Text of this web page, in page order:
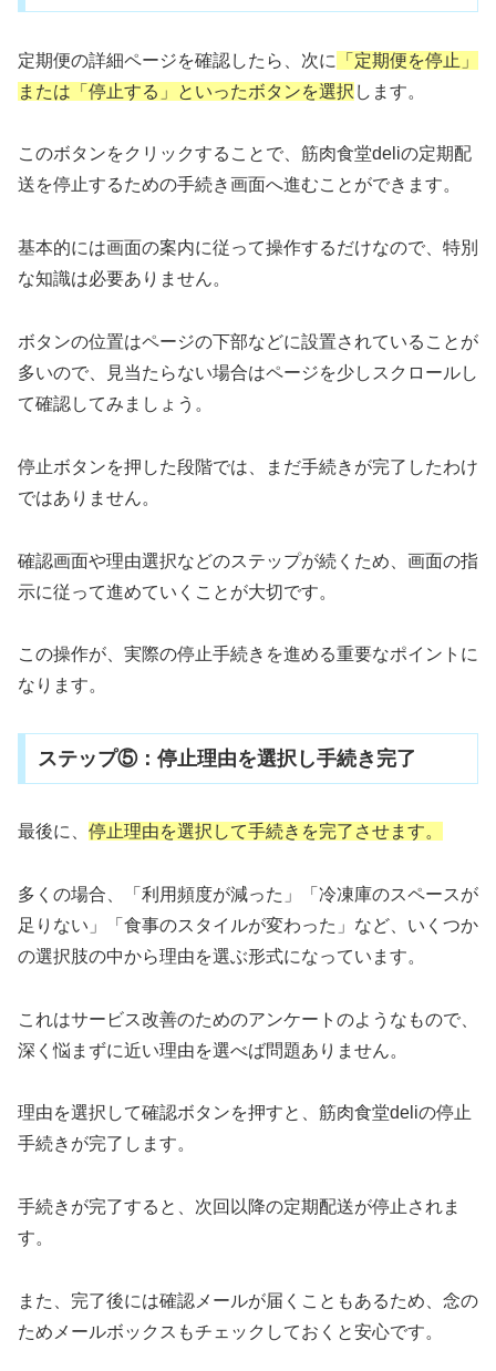
定期便の詳細ページを確認したら、次に
「定期便を停止」
または「停止する」といったボタンを選択 します。
このボタンをクリックすることで、筋肉食堂deliの定期配
送を停止するための手続き画面へ進むことができます。
基本的には画面の案内に従って操作するだけなので、特別
な知識は必要ありません。
ボタンの位置はページの下部などに設置されていることが
多いので、見当たらない場合はページを少しスクロールし
て確認してみましょう。
停止ボタンを押した段階では、まだ手続きが完了したわけ
ではありません。
確認画面や理由選択などのステップが続くため、画面の指
示に従って進めていくことが大切です。
この操作が、実際の停止手続きを進める重要なポイントに
なります。
ステップ⑤：停止理由を選択し手続き完了
最後に、 停止理由を選択して手続きを完了させます。
多くの場合、「利用頻度が減った」「冷凍庫のスペースが
足りない」「食事のスタイルが変わった」など、いくつか
の選択肢の中から理由を選ぶ形式になっています。
これはサービス改善のためのアンケートのようなもので、
深く悩まずに近い理由を選べば問題ありません。
理由を選択して確認ボタンを押すと、筋肉食堂deliの停止
手続きが完了します。
手続きが完了すると、次回以降の定期配送が停止されま
す。
また、完了後には確認メールが届くこともあるため、念の
ためメールボックスもチェックしておくと安心です。